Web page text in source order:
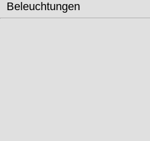
Beleuchtungen